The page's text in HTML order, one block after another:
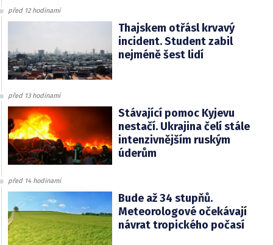
před 12 hodinami
Thajskem otřásl krvavý
incident. Student zabil
nejméně šest lidí
před 13 hodinami
Stávající pomoc Kyjevu
nestačí. Ukrajina čelí stále
intenzivnějším ruským
úderům
před 14 hodinami
Bude až 34 stupňů.
Meteorologové očekávají
návrat tropického počasí